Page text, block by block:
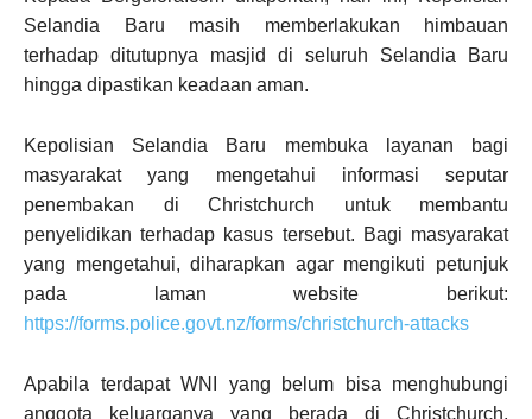
Selandia Baru masih memberlakukan himbauan
terhadap ditutupnya masjid di seluruh Selandia Baru
hingga dipastikan keadaan aman.
Kepolisian Selandia Baru membuka layanan bagi
masyarakat yang mengetahui informasi seputar
penembakan di Christchurch untuk membantu
penyelidikan terhadap kasus tersebut. Bagi masyarakat
yang mengetahui, diharapkan agar mengikuti petunjuk
pada laman website berikut:
https://forms.police.govt.nz/forms/christchurch-attacks
Apabila terdapat WNI yang belum bisa menghubungi
anggota keluarganya yang berada di Christchurch,